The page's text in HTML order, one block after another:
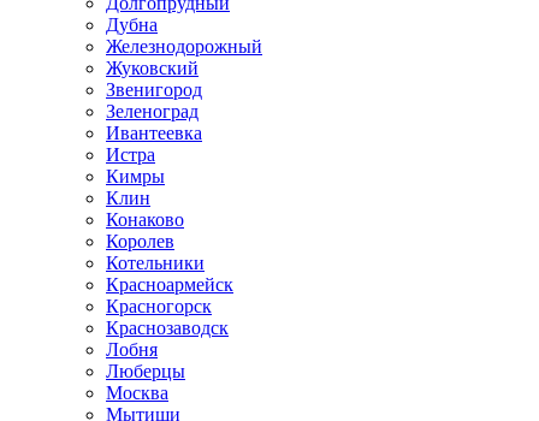
Дубна
Железнодорожный
Жуковский
Звенигород
Зеленоград
Ивантеевка
Истра
Кимры
Клин
Конаково
Королев
Котельники
Красноармейск
Красногорск
Краснозаводск
Лобня
Люберцы
Москва
Мытищи